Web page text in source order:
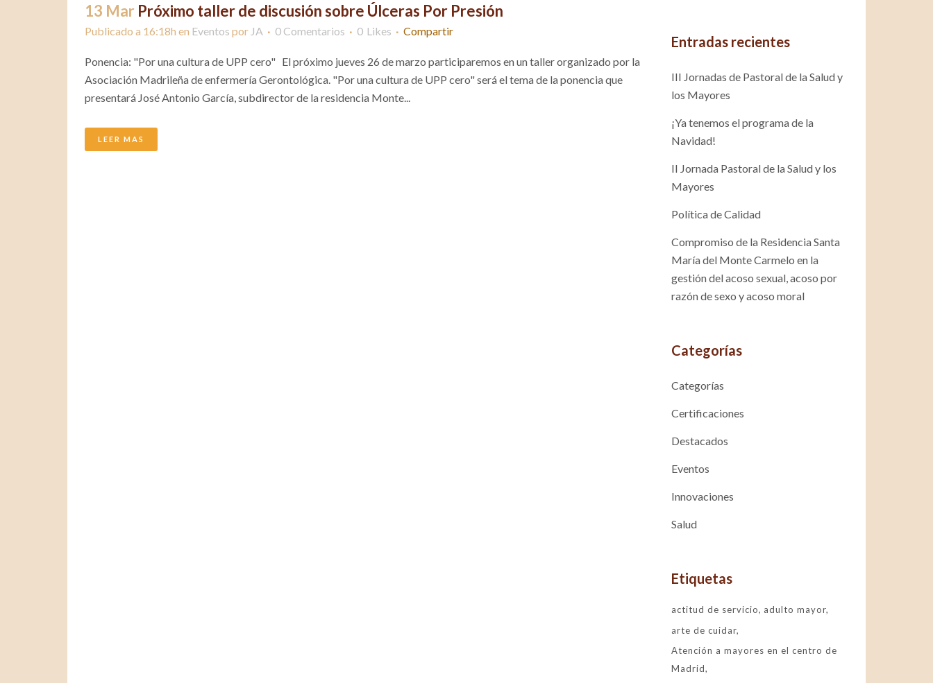
13 Mar Próximo taller de discusión sobre Úlceras Por Presión
Publicado a 16:18h en Eventos por JA 0 Comentarios 0 Likes Compartir
Ponencia: "Por una cultura de UPP cero" El próximo jueves 26 de marzo participaremos en un taller organizado por la
Asociación Madrileña de enfermería Gerontológica. "Por una cultura de UPP cero" será el tema de la ponencia que
presentará José Antonio García, subdirector de la residencia Monte...
LEER MAS
Entradas recientes
III Jornadas de Pastoral de la Salud y
los Mayores
¡Ya tenemos el programa de la
Navidad!
II Jornada Pastoral de la Salud y los
Mayores
Política de Calidad
Compromiso de la Residencia Santa
María del Monte Carmelo en la
gestión del acoso sexual, acoso por
razón de sexo y acoso moral
Categorías
Categorías
Certificaciones
Destacados
Eventos
Innovaciones
Salud
Etiquetas
actitud de servicio
adulto mayor
arte de cuidar
Atención a mayores en el centro de
Madrid